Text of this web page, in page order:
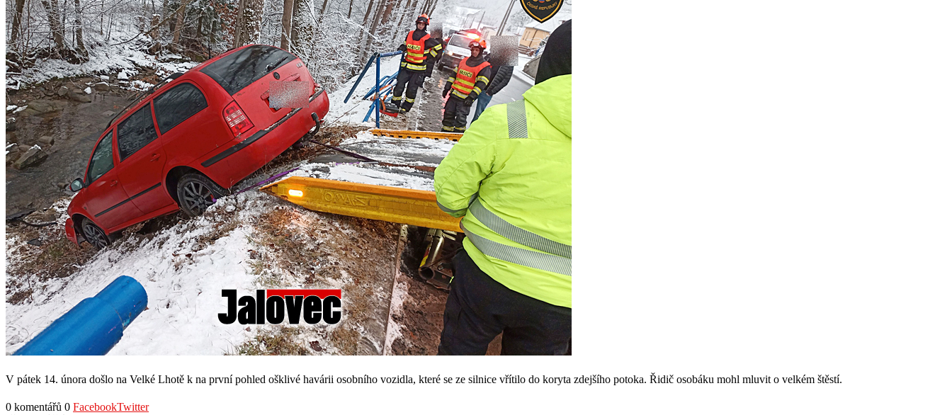
V pátek 14. února došlo na Velké Lhotě k na první pohled ošklivé havárii osobního vozidla, které se ze silnice vřítilo do koryta zdejšího potoka. Řidič osobáku mohl mluvit o velkém štěstí.
0 komentářů 0 FacebookTwitter